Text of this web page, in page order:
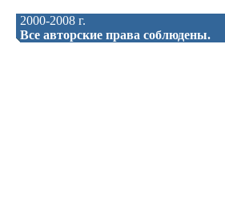
2000-2008 г.
Все авторские права соблюдены.